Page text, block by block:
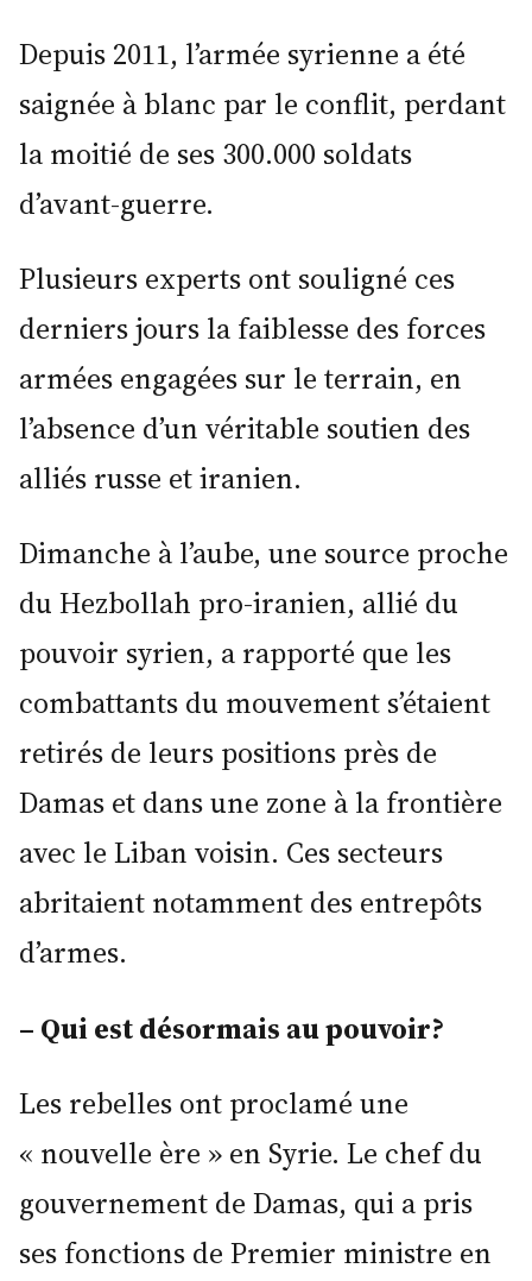
Depuis 2011, l’armée syrienne a été
saignée à blanc par le conflit, perdant
la moitié de ses 300.000 soldats
d’avant-guerre.
Plusieurs experts ont souligné ces
derniers jours la faiblesse des forces
armées engagées sur le terrain, en
l’absence d’un véritable soutien des
alliés russe et iranien.
Dimanche à l’aube, une source proche
du Hezbollah pro-iranien, allié du
pouvoir syrien, a rapporté que les
combattants du mouvement s’étaient
retirés de leurs positions près de
Damas et dans une zone à la frontière
avec le Liban voisin. Ces secteurs
abritaient notamment des entrepôts
d’armes.
– Qui est désormais au pouvoir?
Les rebelles ont proclamé une
« nouvelle ère » en Syrie. Le chef du
gouvernement de Damas, qui a pris
ses fonctions de Premier ministre en